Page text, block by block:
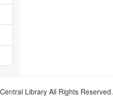
Library All Rights Reserved.